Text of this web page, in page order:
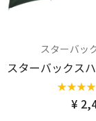
スターバッ
スターバックス
★★★★
¥